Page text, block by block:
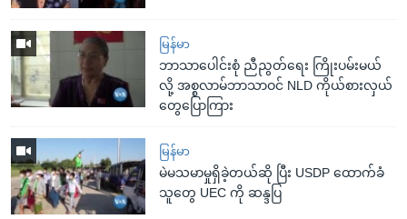
မြန်မာ
ဘာသာပေါင်းစုံ ညီညွတ်ရေး ကြိုးပမ်းမယ်
လို့ အစ္စလာမ်ဘာသာဝင် NLD ကိုယ်စားလှယ်
တွေပြောကြား
မြန်မာ
မဲမသမာမှုရှိခဲ့တယ်ဆို ပြီး USDP ထောက်ခံ
သူတွေ UEC ကို ဆန္ဒပြ